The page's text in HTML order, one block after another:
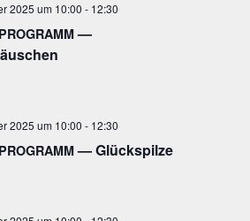
—
2025 um 10:00 - 12:30
— Glückspilze
2025 um 10:00 - 12:30